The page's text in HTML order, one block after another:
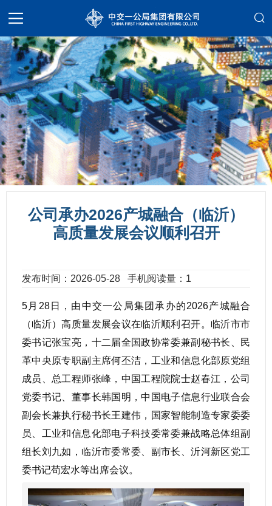
公司承办2026产城融合（临沂）
高质量发展会议顺利召开
发布时间：2026-05-28 手机阅读量：1
5月28日，由中交一公局集团承办的2026产城融合
（临沂）高质量发展会议在临沂顺利召开。临沂市市
委书记张宝亮，十二届全国政协常委兼副秘书长、民
革中央原专职副主席何丕洁，工业和信息化部原党组
成员、总工程师张峰，中国工程院院士赵春江，公司
党委书记、董事长韩国明，中国电子信息行业联合会
副会长兼执行秘书长王建伟，国家智能制造专家委委
员、工业和信息化部电子科技委常委兼战略总体组副
组长刘九如，临沂市委常委、副市长、沂河新区党工
委书记苟宏水等出席会议。